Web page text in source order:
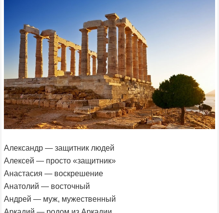
Александр — защитник людей
Алексей — просто «защитник»
Анастасия — воскрешение
Анатолий — восточный
Андрей — муж, мужественный